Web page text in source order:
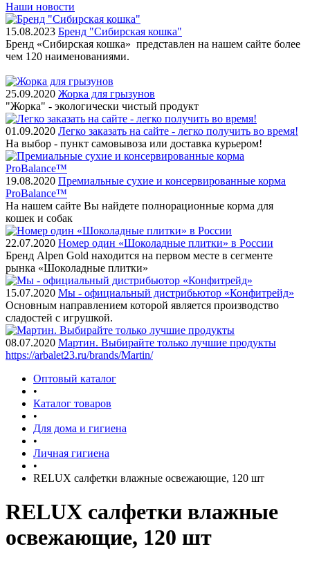
Наши новости
15.08.2023 Бренд "Сибирская кошка"
Бренд «Сибирская кошка» представлен на нашем сайте более
чем 120 наименованиями.
25.09.2020 Жорка для грызунов
"Жорка" - экологически чистый продукт
01.09.2020 Легко заказать на сайте - легко получить во время!
На выбор - пункт самовывоза или доставка курьером!
19.08.2020 Премиальные сухие и консервированные корма
ProBalance™
На нашем сайте Вы найдете полнорационные корма для
кошек и собак
22.07.2020 Номер один «Шоколадные плитки» в России
Бренд Alpen Gold находится на первом месте в сегменте
рынка «Шоколадные плитки»
15.07.2020 Мы - официальный дистрибьютор «Конфитрейд»
Основным направлением которой является производство
сладостей с игрушкой.
08.07.2020 Мартин. Выбирайте только лучшие продукты
https://arbalet23.ru/brands/Martin/
Оптовый каталог
•
Каталог товаров
•
Для дома и гигиена
•
Личная гигиена
•
RELUX салфетки влажные освежающие, 120 шт
RELUX салфетки влажные
освежающие, 120 шт